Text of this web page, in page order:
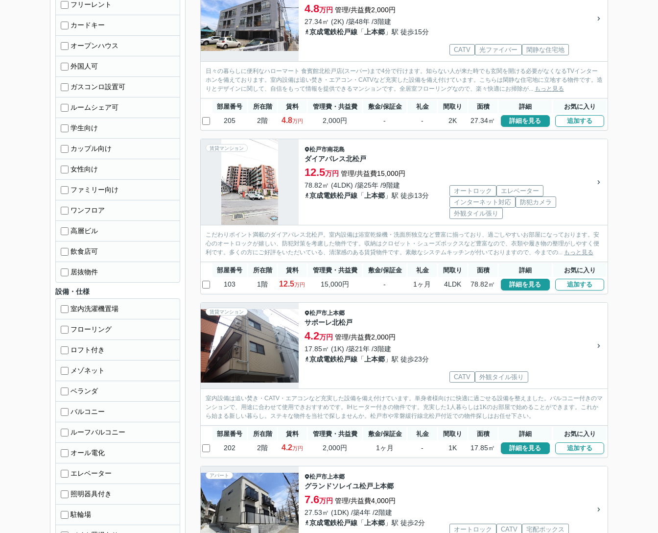
4.8万円 管理/共益費2,000円
27.34㎡ (2K) /築48年 /3階建
京成電鉄松戸線 「 上本郷 」駅 徒歩15分
CATV 光ファイバー 閑静な住宅地
日々の暮らしに便利なハローマート 食賓館北松戸店(スーパー)まで4分で行けます。知らない人が来た時でも玄関を開ける必要がなくなるTVインター
ホンを備えております。室内設備は追い焚き・エアコン・CATVなど充実した設備を備え付けています。こちらは閑静な住宅地に立地する物件です。造
りとデザインに関して、自信をもって情報を提供できるマンションです。全居室フローリングなので、楽々快適にお掃除が... もっと見る
部屋番号 所在階 賃料 管理費・共益費 敷金/保証金 礼金 間取り 面積 詳細 お気に入り
205 2階 4.8万円 2,000円 - - 2K 27.34㎡ 詳細を見る 追加する
賃貸マンション 松戸市南花島
ダイアパレス北松戸
12.5万円 管理/共益費15,000円
78.82㎡ (4LDK) /築25年 /9階建
京成電鉄松戸線 「 上本郷 」駅 徒歩13分
オートロック
エレベーター
インターネット対応
防犯カメラ
外観タイル張り
こだわりポイント満載のダイアパレス北松戸。室内設備は浴室乾燥機・洗面所独立など豊富に揃っており、過ごしやすいお部屋になっております。安
心のオートロックが嬉しい、防犯対策を考慮した物件です。収納はクロゼット・シューズボックスなど豊富なので、衣類や履き物の整理がしやすく便
利です。多くの方にご好評をいただいている、清潔感のある賃貸物件です。素敵なシステムキッチンが付いておりますので、今までの... もっと見る
部屋番号 所在階 賃料 管理費・共益費 敷金/保証金 礼金 間取り 面積 詳細 お気に入り
103 1階 12.5万円 15,000円 - 1ヶ月 4LDK 78.82㎡ 詳細を見る 追加する
賃貸マンション 松戸市上本郷
サポーレ北松戸
4.2万円 管理/共益費2,000円
17.85㎡ (1K) /築21年 /3階建
京成電鉄松戸線 「 上本郷 」駅 徒歩23分
CATV 外観タイル張り
室内設備は追い焚き・CATV・エアコンなど充実した設備を備え付けています。単身者様向けに快適に過ごせる設備を整えました。バルコニー付きのマ
ンションで、用途に合わせて使用できおすすめです。IHヒーター付きの物件です。充実した1人暮らしは1Kのお部屋で始めることができます。これか
ら始まる新しい暮らし。ステキな物件を当社で探しませんか。松戸市や常磐緩行線北松戸付近での物件探しはお任せ下さい。
部屋番号 所在階 賃料 管理費・共益費 敷金/保証金 礼金 間取り 面積 詳細 お気に入り
202 2階 4.2万円 2,000円 1ヶ月 - 1K 17.85㎡ 詳細を見る 追加する
アパート 松戸市上本郷
グランドソレイユ松戸上本郷
7.6万円 管理/共益費4,000円
27.53㎡ (1DK) /築4年 /2階建
京成電鉄松戸線 「 上本郷 」駅 徒歩2分
オートロック CATV 宅配ボックス
フリーレント
カードキー
オープンハウス
外国人可
ガスコンロ設置可
ルームシェア可
学生向け
カップル向け
女性向け
ファミリー向け
ワンフロア
高層ビル
飲食店可
居抜物件
設備・仕様
室内洗濯機置場
フローリング
ロフト付き
メゾネット
ベランダ
バルコニー
ルーフバルコニー
オール電化
エレベーター
照明器具付き
駐輪場